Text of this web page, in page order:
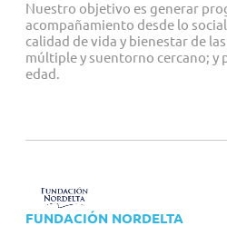
Nuestro objetivo es generar
acompañamiento desde lo
calidad de vida y bienestar de
múltiple y suentorno cercano; y
edad.
FUNDACIÓN NORDELTA